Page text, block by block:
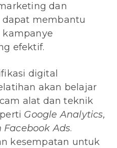
dan
membantu
efektif.
digital
akan belajar
alat dan teknik
Google Analytics,
Facebook Ads.
kesempatan untuk